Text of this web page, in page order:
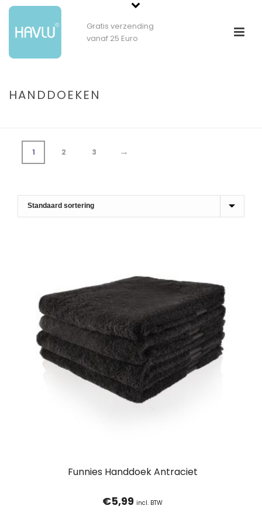
Gratis verzending
vanaf 25 Euro
HANDDOEKEN
1 2 3 →
Funnies Handdoek Antraciet
€5,99 incl. BTW